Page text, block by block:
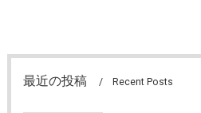
最近の投稿 Recent Posts